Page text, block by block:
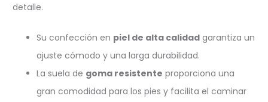
detalle.
Su confección en piel de alta calidad garantiza un
ajuste cómodo y una larga durabilidad.
La suela de goma resistente proporciona una
gran comodidad para los pies y facilita el caminar